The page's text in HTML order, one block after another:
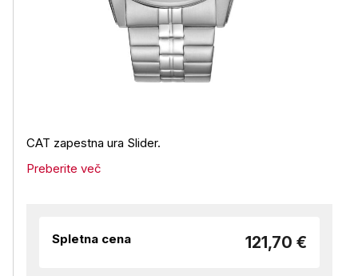
CAT zapestna ura Slider.
Preberite več
Spletna cena 121,70 €